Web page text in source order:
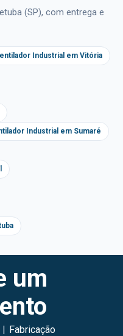
(SP), com entrega e
Industrial em Vitória
Industrial em Sumaré
um
| Fabricação